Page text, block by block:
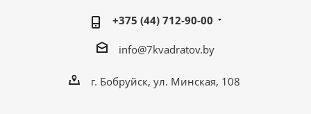
+375 (44) 712-90-00
info@7kvadratov.by
г. Бобруйск, ул. Минская, 108